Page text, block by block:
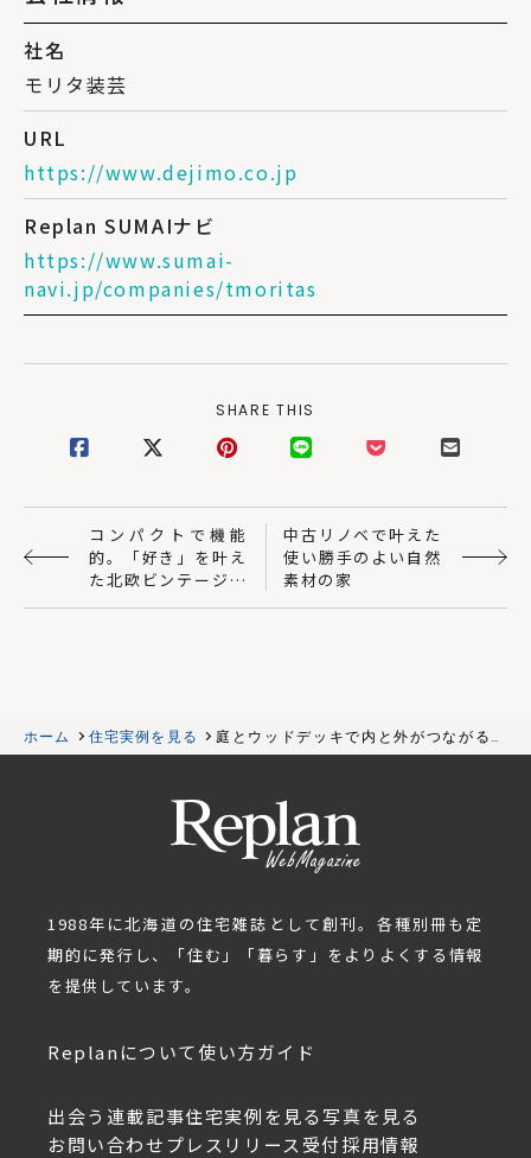
社名
モリタ装芸
URL
https://www.dejimo.co.jp
Replan SUMAIナビ
https://www.sumai-
navi.jp/companies/tmoritas
コンパクトで機能
的。「好き」を叶え
た北欧ビンテージが
中古リノベで叶えた
使い勝手のよい自然
素材の家
SHARE THIS
ホーム 住宅実例を見る
庭とウッドデッキで内と外がつながる、
眺望豊かな平屋
1988年に北海道の住宅雑誌として創刊。各種別冊も定
期的に発行し、「住む」「暮らす」をよりよくする情報
を提供しています。
Replanについて使い方ガイド
出会う 連載記事住宅実例を見る写真を見る
お問い合わせ プレスリリース受付採用情報